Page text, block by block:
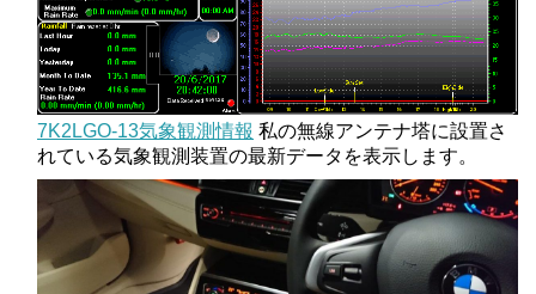
7K2LGO-13気象観測情報 私の無線アンテナ塔に設置さ
れている気象観測装置の最新データを表示します。